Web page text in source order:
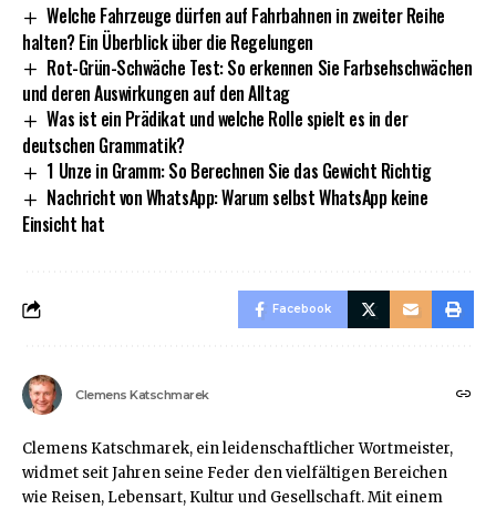
Welche Fahrzeuge dürfen auf Fahrbahnen in zweiter Reihe
halten? Ein Überblick über die Regelungen
Rot-Grün-Schwäche Test: So erkennen Sie Farbsehschwächen
und deren Auswirkungen auf den Alltag
Was ist ein Prädikat und welche Rolle spielt es in der
deutschen Grammatik?
1 Unze in Gramm: So Berechnen Sie das Gewicht Richtig
Nachricht von WhatsApp: Warum selbst WhatsApp keine
Einsicht hat
Facebook
Clemens Katschmarek
Clemens Katschmarek, ein leidenschaftlicher Wortmeister,
widmet seit Jahren seine Feder den vielfältigen Bereichen
wie Reisen, Lebensart, Kultur und Gesellschaft. Mit einem